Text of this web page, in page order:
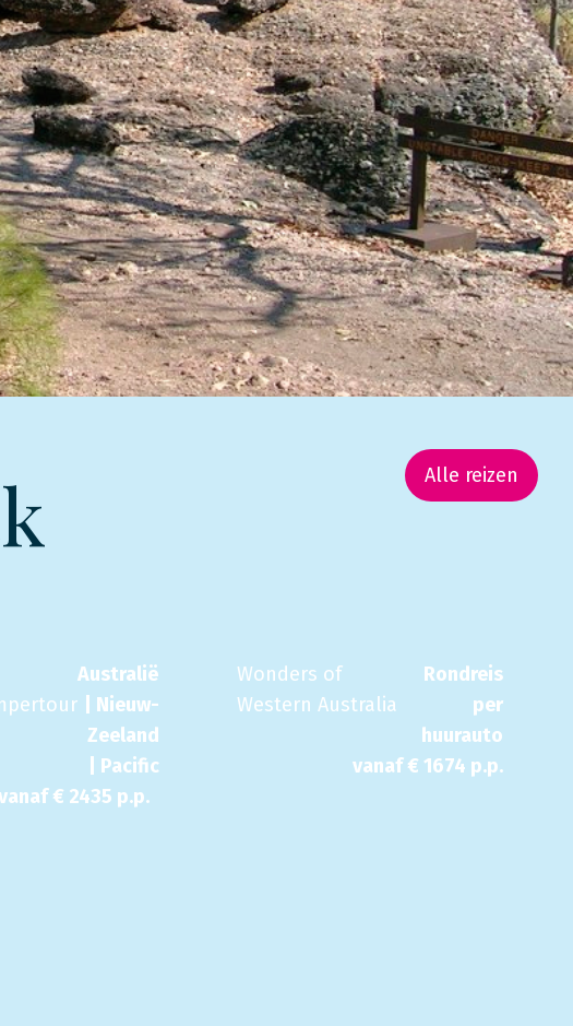
Alle reizen
Australië
| Nieuw-
Zeeland
| Pacific
€ 2435 p.p.
Wonders of
Western Australia
Rondreis
per
huurauto
vanaf € 1674 p.p.